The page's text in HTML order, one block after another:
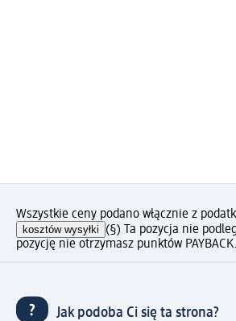
Wszystkie ceny podano włącznie z
kosztów wysyłki (§) Ta pozycja nie
pozycję nie otrzymasz punktów PAYBACK.
Jak podoba Ci się ta strona?